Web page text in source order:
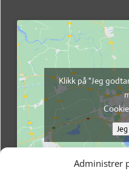
Administrer
Klikk på "Jeg